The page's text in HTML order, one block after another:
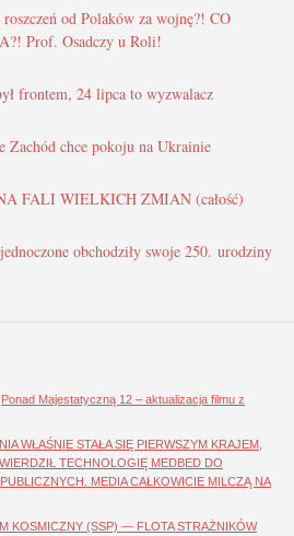
od Polaków za wojnę?! CO
Prof. Osadczy u Roli!
frontem, 24 lipca to wyzwalacz
Zachód chce pokoju na Ukrainie
FALI WIELKICH ZMIAN (całość)
obchodziły swoje 250. urodziny
Ponad Majestatyczną 12 – aktualizacja filmu z
WŁAŚNIE STAŁA SIĘ PIERWSZYM KRAJEM,
TECHNOLOGIĘ MEDBED DO
MEDIA CAŁKOWICIE MILCZĄ NA
KOSMICZNY (SSP) — FLOTA STRAŻNIKÓW